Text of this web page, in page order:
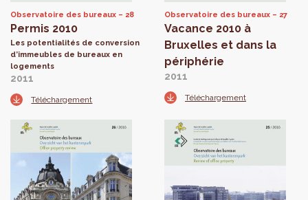
Observatoire des bureaux 28
Permis 2010
Les potentialités de conversion
d’immeubles de bureaux en
logements
2011
Téléchargement
Observatoire des bureaux 27
Vacance 2010 à
Bruxelles et dans la
périphérie
2011
Téléchargement